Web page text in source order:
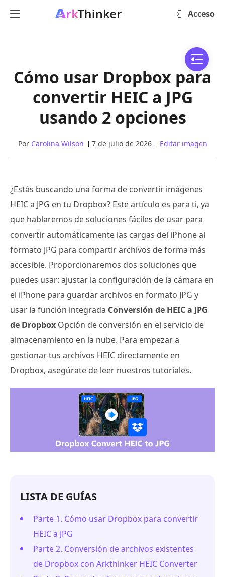
Acceso
Cómo usar Dropbox para
convertir HEIC a JPG
usando 2 opciones
Por Carolina Wilson 7 de julio de 2026 Editar imagen
¿Estás buscando una forma de convertir imágenes
HEIC a JPG en tu Dropbox? Este artículo es para ti, ya
que hablaremos de soluciones fáciles de usar para
convertir automáticamente las cargas del iPhone al
formato JPG para compartir archivos de forma más
accesible. Proporcionaremos dos soluciones que
puedes usar: ajustar la configuración de la cámara en
el iPhone para guardar archivos en formato JPG y
usar la función integrada Conversión de HEIC a JPG
de Dropbox Opción de conversión en el servicio de
almacenamiento en la nube. Para empezar a
gestionar tus archivos HEIC directamente en
Dropbox, asegúrate de leer nuestros tutoriales.
LISTA DE GUÍAS
Parte 1. Cómo usar Dropbox para convertir
HEIC a JPG
Parte 2. Conversión de archivos existentes
de Dropbox con Arkthinker HEIC Converter